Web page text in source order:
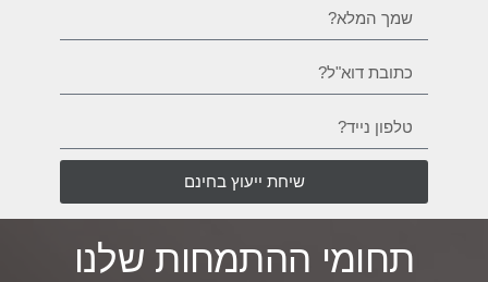
שיחת ייעוץ בחינם
תחומי ההתמחות שלנו